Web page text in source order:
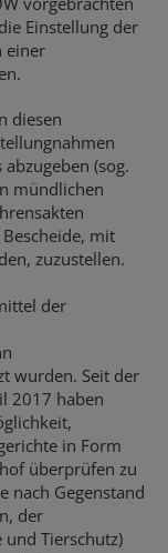
Einstellung der
einer
diesen
(sog.
mündlichen
mit
zuzustellen.
der
wurden. Seit der
2017 haben
in Form
überprüfen zu
nach Gegenstand
der
Tierschutz)